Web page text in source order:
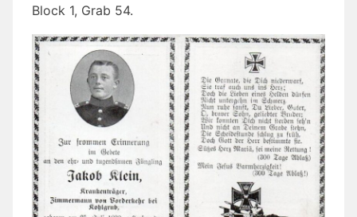
Block 1, Grab 54.